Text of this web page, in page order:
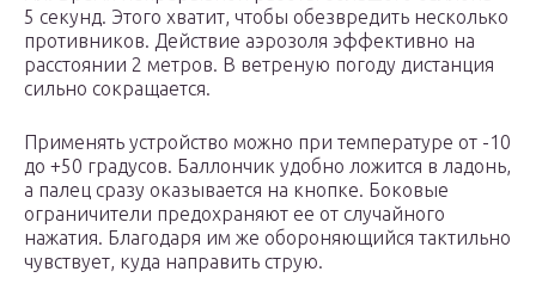
5 секунд. Этого хватит, чтобы обезвредить несколько
противников. Действие аэрозоля эффективно на
расстоянии 2 метров. В ветреную погоду дистанция
сильно сокращается.
Применять устройство можно при температуре от -10
до +50 градусов. Баллончик удобно ложится в ладонь,
а палец сразу оказывается на кнопке. Боковые
ограничители предохраняют ее от случайного
нажатия. Благодаря им же обороняющийся тактильно
чувствует, куда направить струю.